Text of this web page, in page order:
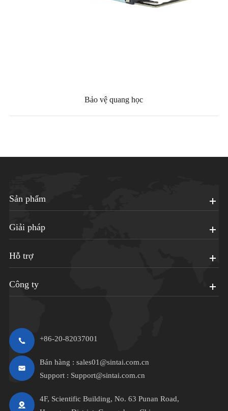
Bảo vệ quang học
Sản phẩm
Giải pháp
Hỗ trợ
Công ty
+86-20-82037001
Bán hàng : sales01@sintai.com.cn
Support : Support@sintai.com.cn
4F, Scientific Building, No. 63 Punan Road,